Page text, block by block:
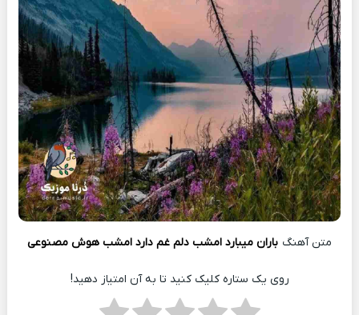
متن آهنگ باران میبارد امشب دلم غم دارد امشب هوش مصنوعی
روی یک ستاره کلیک کنید تا به آن امتیاز دهید!